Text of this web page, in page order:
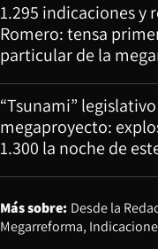
1.295 indicaciones y
Romero: tensa
particular de la
“Tsunami”
megaproyecto:
1.300 la noche de
Más sobre: Desde la
Megarreforma